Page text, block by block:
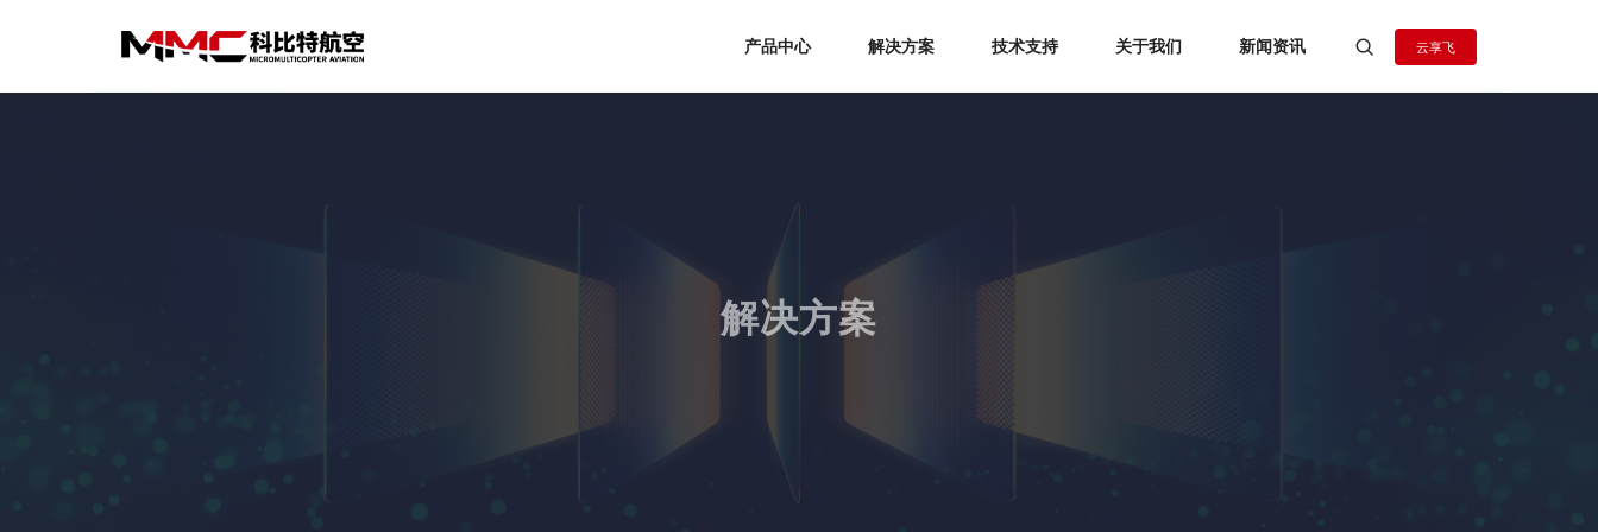
产品中心 解决方案 技术支持 关于我们 新闻资讯 云享飞
解决方案